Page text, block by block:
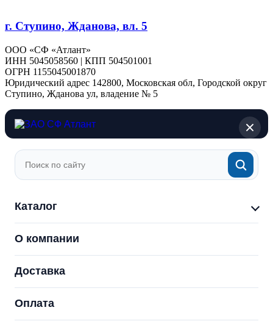
г. Ступино, Жданова, вл. 5
ООО «СФ «Атлант»
ИНН 5045058560 | КПП 504501001
ОГРН 1155045001870
Юридический адрес 142800, Московская обл, Городской округ
Ступино, Жданова ул, владение № 5
Каталог
О компании
Доставка
Оплата